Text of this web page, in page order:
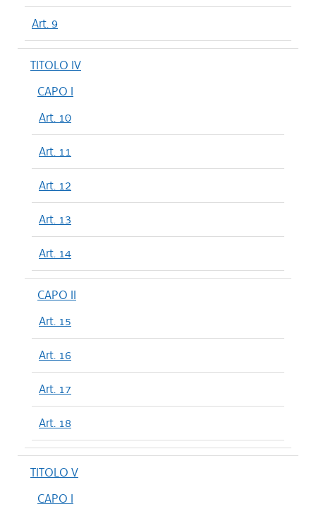
Art. 9
TITOLO IV
CAPO I
Art. 10
Art. 11
Art. 12
Art. 13
Art. 14
CAPO II
Art. 15
Art. 16
Art. 17
Art. 18
TITOLO V
CAPO I